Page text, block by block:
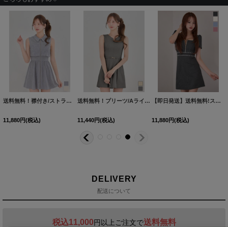
【即日発送】送料無料！フロントジップ/ノースリーブ/バックリボン/Aラインスカート/ミニドレス/キャバドレス【XS-Mサイズ/2カラー】[OF03]【YN】dzwuIA
11,880円(税込)
【即日発送】送料無料！フロントジップ/プリーツ/襟付き/Aライン/半袖/ミニドレス/キャバドレス【XS-Lサイズ/2カラー】[OF01]【SB】dzwuIA
11,880円(税込)
【即日発送】送料無料！アメスリ/プリーツ/ジップ/パール/ビジュー/タイト/スーツ生地/セットアップ/ミニドレス/キャバドレス【XS-Mサイズ/2カラー】[OF01]【SB】IA
12,980円(税込)
DELIVERY
配送について
税込11,000円以上ご注文で送料無料